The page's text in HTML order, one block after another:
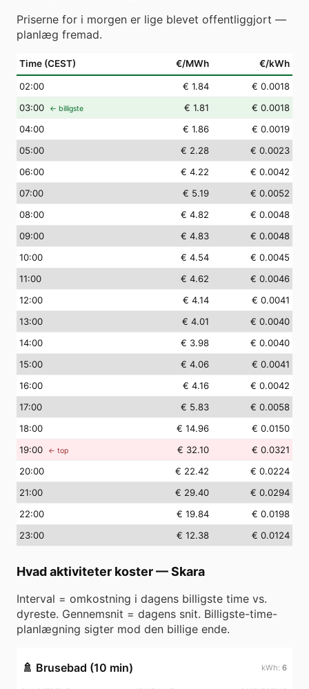
Priserne for i morgen er lige blevet offentliggjort —
planlæg fremad.
Time (CEST) €/MWh €/kWh
02:00 € 1.84
€ 0.0018
03:00 ← billigste € 1.81
€ 0.0018
04:00 € 1.86
€ 0.0019
05:00 € 2.28
€ 0.0023
06:00 € 4.22
€ 0.0042
07:00 € 5.19
€ 0.0052
08:00 € 4.82
€ 0.0048
09:00 € 4.83
€ 0.0048
10:00 € 4.54
€ 0.0045
11:00 € 4.62
€ 0.0046
12:00 € 4.14
€ 0.0041
13:00 € 4.01
€ 0.0040
14:00 € 3.98
€ 0.0040
15:00 € 4.06
€ 0.0041
16:00 € 4.16
€ 0.0042
17:00 € 5.83
€ 0.0058
18:00 € 14.96
€ 0.0150
19:00 ← top € 32.10
€ 0.0321
20:00 € 22.42
€ 0.0224
21:00 € 29.40
€ 0.0294
22:00 € 19.84
€ 0.0198
23:00 € 12.38 € 0.0124
Hvad aktiviteter koster—Skara
Interval = omkostning i dagens billigste time vs.
dyreste. Gennemsnit = dagens snit. Billigste-time-
planlægning sigter mod den billige ende.
🚿 Brusebad (10 min) 6